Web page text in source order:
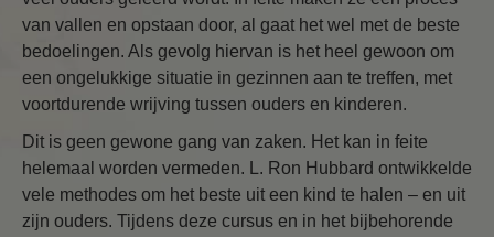
van vallen en opstaan door, al gaat het wel met de beste
bedoelingen. Als gevolg hiervan is het heel gewoon om
een ongelukkige situatie in gezinnen aan te treffen, met
voortdurende wrijving tussen ouders en kinderen.
Dit is geen gewone gang van zaken. Het kan in feite
helemaal worden vermeden. L. Ron Hubbard ontwikkelde
vele methodes om het beste uit een kind te halen – en uit
zijn ouders. Tijdens deze cursus en in het bijbehorende